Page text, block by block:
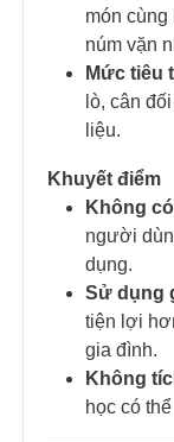
món
núm vặn
Mức tiêu
lò, cân
liệu.
Khuyết điểm
Không
người
dụng.
Sử dụng
tiện lợi
gia đình.
Không
học có